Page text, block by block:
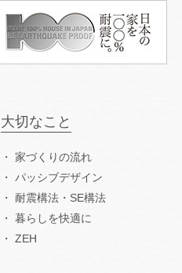
大切なこと
家づくりの流れ
パッシブデザイン
耐震構法・SE構法
暮らしを快適に
ZEH